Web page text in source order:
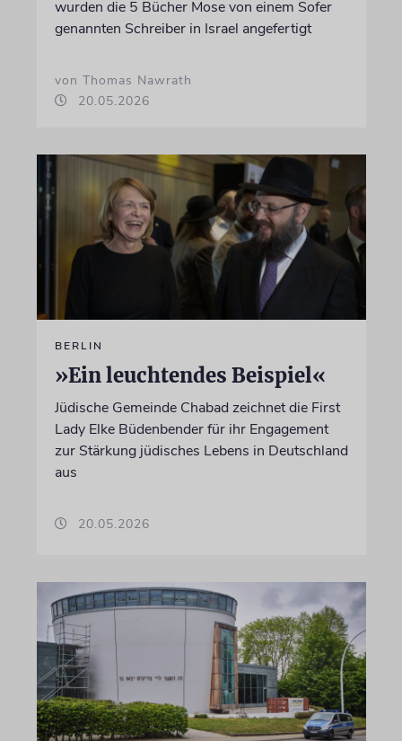
wurden die 5 Bücher Mose von einem Sofer
genannten Schreiber in Israel angefertigt
von Thomas Nawrath
20.05.2026
BERLIN
»Ein leuchtendes Beispiel«
Jüdische Gemeinde Chabad zeichnet die First
Lady Elke Büdenbender für ihr Engagement
zur Stärkung jüdisches Lebens in Deutschland
aus
20.05.2026